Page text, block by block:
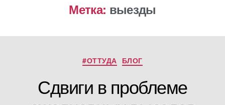
Метка: выезды
Рубрики
#ОТТУДА БЛОГ
Сдвиги в проблеме